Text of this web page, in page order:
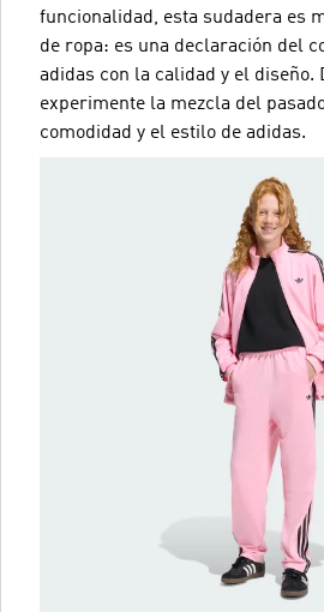
funcionalidad, esta sudadera es
de ropa: es una declaración del
adidas con la calidad y el diseño.
experimente la mezcla del
comodidad y el estilo de adidas.